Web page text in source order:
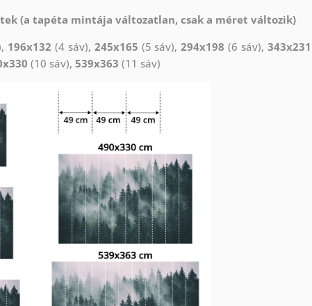
(a tapéta mintája változatlan, csak a méret változik)
196x132 (4 sáv), 245x165 (5 sáv),294x198 (6 sáv),343x231
(10 sáv), 539x363 (11 sáv)